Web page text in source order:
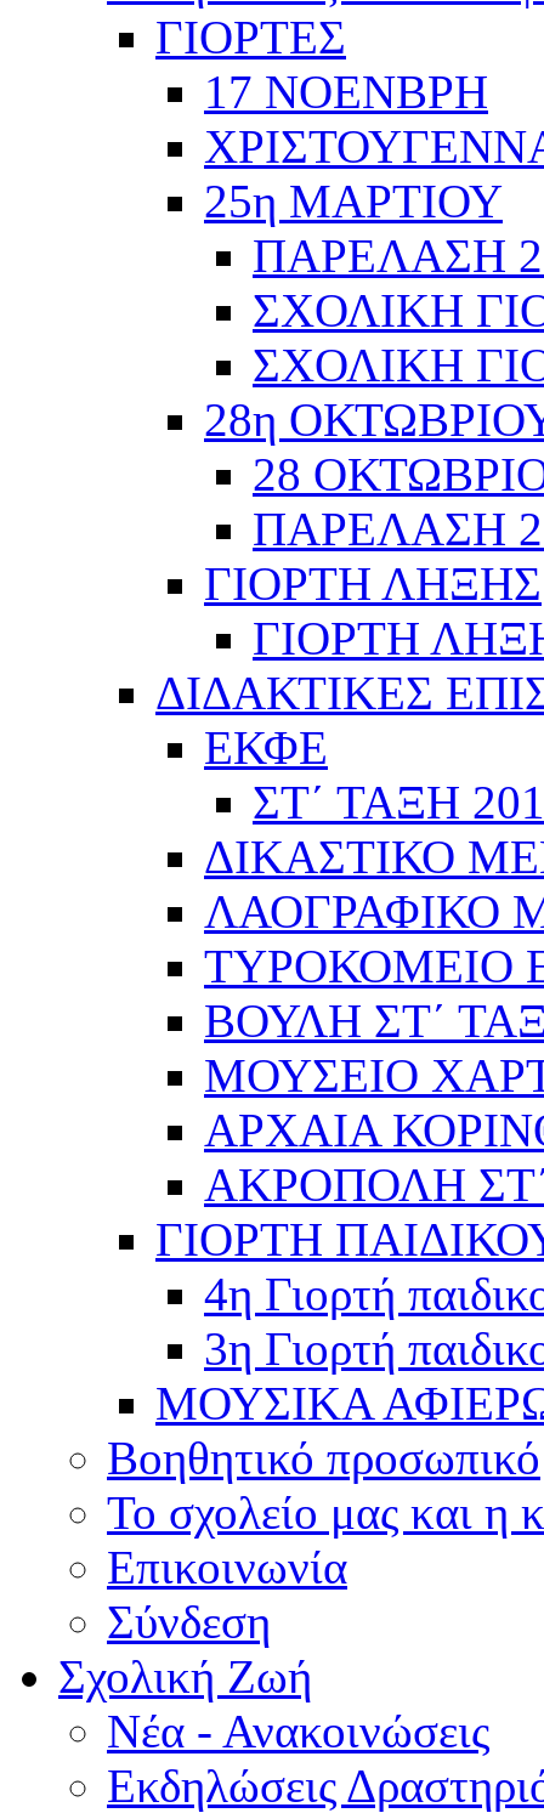
ΓΙΟΡΤΕΣ
17 ΝΟΕΝΒΡΗ
25η ΜΑΡΤΙΟΥ
ΠΑΡΕΛΑΣΗ
ΣΧΟΛΙΚΗ
ΣΧΟΛΙΚΗ
28η
28
ΠΑΡΕΛΑΣΗ
ΓΙΟΡΤΗ ΛΗΞΗΣ
ΓΙΟΡΤΗ
ΔΙΔΑΚΤΙΚΕΣ
ΕΚΦΕ
ΣΤ΄ ΤΑΞΗ
ΔΙΚΑΣΤΙΚΟ
ΛΑΟΓΡΑΦΙΚΟ
ΤΥΡΟΚΟΜΕΙΟ
ΒΟΥΛΗ ΣΤ΄
ΜΟΥΣΕΙΟ
ΑΡΧΑΙΑ
ΑΚΡΟΠΟΛΗ
ΓΙΟΡΤΗ
4η Γιορτή
3η Γιορτή
ΜΟΥΣΙΚΑ
Βοηθητικό προσωπικό
Το σχολείο μας και η
Επικοινωνία
Σύνδεση
Σχολική Ζωή
Νέα - Ανακοινώσεις
Εκδηλώσεις